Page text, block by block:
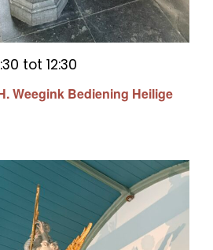
Weegink Bediening Heilige
tot 12:30